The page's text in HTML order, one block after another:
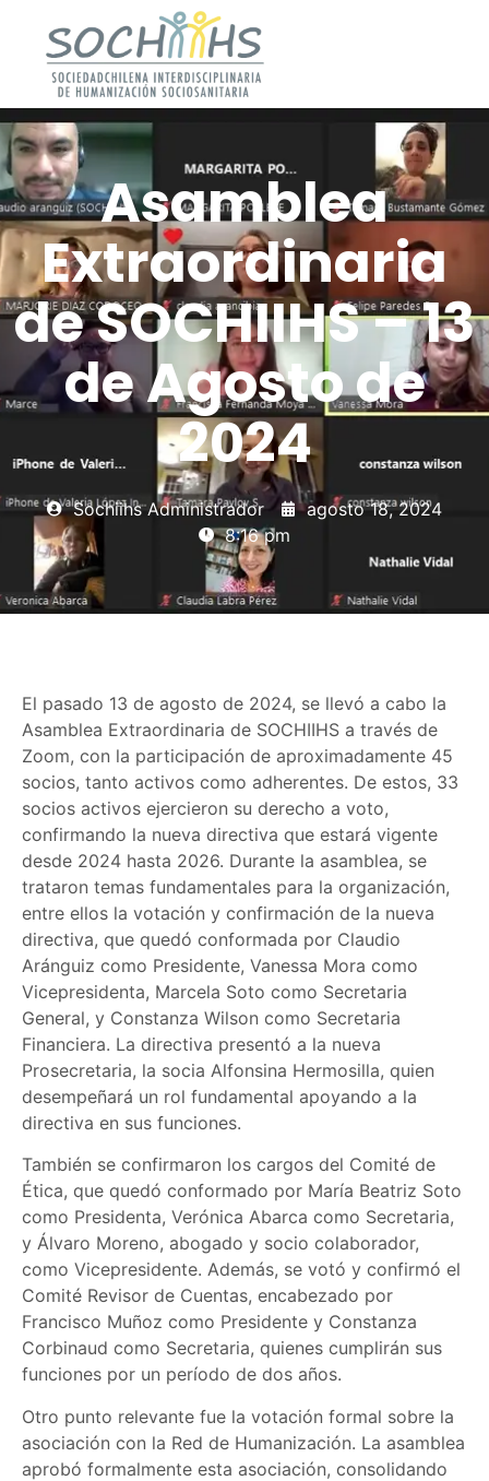
Asamblea
Extraordinaria
de SOCHIIHS – 13
de Agosto de
2024
Sochiihs Administrador
agosto 18, 2024
8:16 pm
El pasado 13 de agosto de 2024, se llevó a cabo la
Asamblea Extraordinaria de SOCHIIHS a través de
Zoom, con la participación de aproximadamente 45
socios, tanto activos como adherentes. De estos, 33
socios activos ejercieron su derecho a voto,
confirmando la nueva directiva que estará vigente
desde 2024 hasta 2026. Durante la asamblea, se
trataron temas fundamentales para la organización,
entre ellos la votación y confirmación de la nueva
directiva, que quedó conformada por Claudio
Aránguiz como Presidente, Vanessa Mora como
Vicepresidenta, Marcela Soto como Secretaria
General, y Constanza Wilson como Secretaria
Financiera. La directiva presentó a la nueva
Prosecretaria, la socia Alfonsina Hermosilla, quien
desempeñará un rol fundamental apoyando a la
directiva en sus funciones.
También se confirmaron los cargos del Comité de
Ética, que quedó conformado por María Beatriz Soto
como Presidenta, Verónica Abarca como Secretaria,
y Álvaro Moreno, abogado y socio colaborador,
como Vicepresidente. Además, se votó y confirmó el
Comité Revisor de Cuentas, encabezado por
Francisco Muñoz como Presidente y Constanza
Corbinaud como Secretaria, quienes cumplirán sus
funciones por un período de dos años.
Otro punto relevante fue la votación formal sobre la
asociación con la Red de Humanización. La asamblea
aprobó formalmente esta asociación, consolidando